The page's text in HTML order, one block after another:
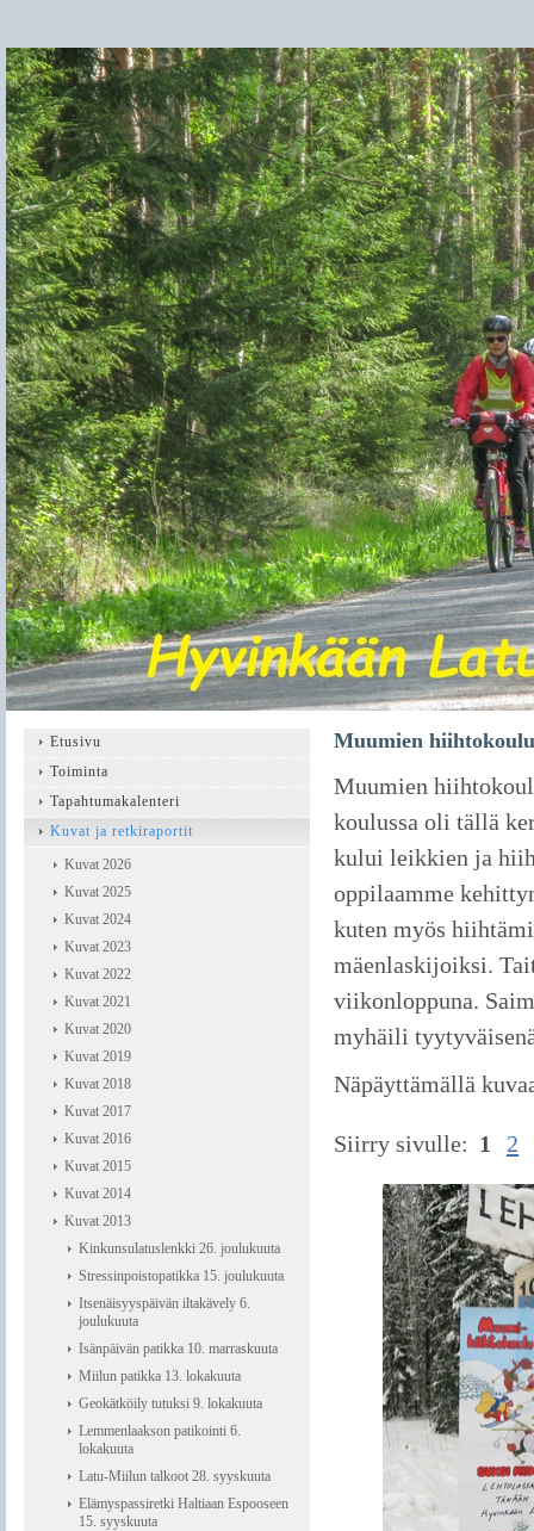
Muumien
Muumien
koulussa oli tällä
kului leikkien ja
oppilaamme
kuten myös
mäenlaskijoiksi.
viikonloppuna.
myhäili
Näpäyttämällä
Siirry sivulle: 1 2
Etusivu
Toiminta
Tapahtumakalenteri
Kuvat ja retkiraportit
Kuvat 2026
Kuvat 2025
Kuvat 2024
Kuvat 2023
Kuvat 2022
Kuvat 2021
Kuvat 2020
Kuvat 2019
Kuvat 2018
Kuvat 2017
Kuvat 2016
Kuvat 2015
Kuvat 2014
Kuvat 2013
Kinkunsulatuslenkki 26. joulukuuta
Stressinpoistopatikka 15. joulukuuta
Itsenäisyyspäivän iltakävely 6.
joulukuuta
Isänpäivän patikka 10. marraskuuta
Miilun patikka 13. lokakuuta
Geokätköily tutuksi 9. lokakuuta
Lemmenlaakson patikointi 6.
lokakuuta
Latu-Miilun talkoot 28. syyskuuta
Elämyspassiretki Haltiaan Espooseen
15. syyskuuta